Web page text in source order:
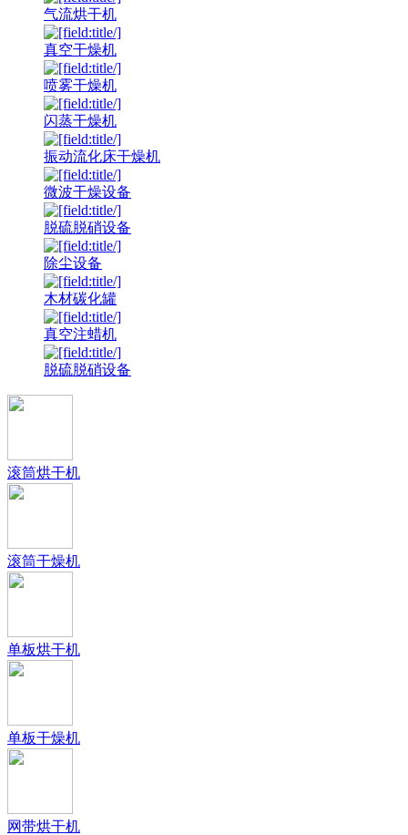
气流烘干机
真空干燥机
喷雾干燥机
闪蒸干燥机
振动流化床干燥机
微波干燥设备
脱硫脱硝设备
除尘设备
木材碳化罐
真空注蜡机
脱硫脱硝设备
滚筒烘干机
滚筒干燥机
单板烘干机
单板干燥机
网带烘干机